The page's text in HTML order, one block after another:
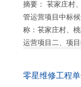
摘要： 苌家庄村
管运营项目中标
称：苌家庄村、
运营项目二、项
零星维修工程